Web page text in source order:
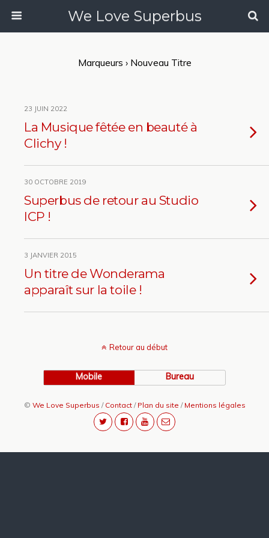
We Love Superbus
Marqueurs › Nouveau Titre
23 JUIN 2022
La Musique fêtée en beauté à
Clichy !
30 OCTOBRE 2019
Superbus de retour au Studio
ICP !
3 JANVIER 2015
Un titre de Wonderama
apparaît sur la toile !
Retour au début
Mobile Bureau
© We Love Superbus / Contact/ Plan du site / Mentions légales